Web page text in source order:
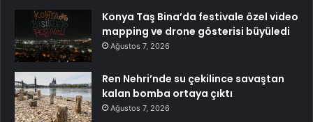
Konya Taş Bina’da festivale özel video
mapping ve drone gösterisi büyüledi
Ağustos 7, 2026
Ren Nehri’nde su çekilince savaştan
kalan bomba ortaya çıktı
Ağustos 7, 2026